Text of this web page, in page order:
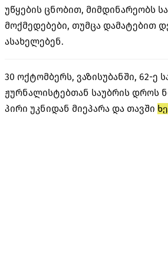
უწყების ცნობით, მიმდინარეობს
მოქმედებები, თუმცა დამატებით
ასახელებენ.
30 ოქტომბერს, ვაზისუბანში, 62-ე
ჟურნალისტებთან საუბრის დროს
პირი უკნიდან მიეპარა და თავში